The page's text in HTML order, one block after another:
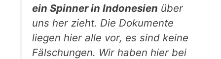
ein Spinner in Indonesien über
uns her zieht. Die Dokumente
liegen hier alle vor, es sind keine
Fälschungen. Wir haben hier bei